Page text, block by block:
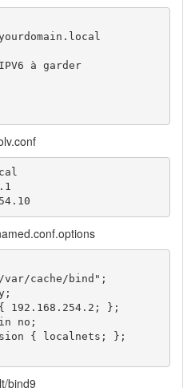
à garder
cache/bind";
192.168.254.2; };
no;
{ localnets; };
bind9